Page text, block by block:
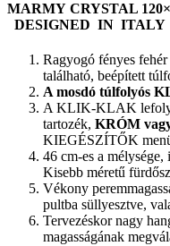
MARMY CRYSTAL
DESIGNED IN ITALY
Ragyogó fényes
található, beépített
A mosdó túlfolyós
A KLIK-KLAK
tartozék, KRÓM
KIEGÉSZÍTŐK
46 cm-es a mélysége,
Kisebb méretű
Vékony
pultba süllyesztve,
Tervezéskor nagy
magasságának